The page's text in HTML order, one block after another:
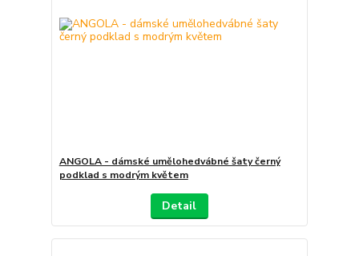
ANGOLA - dámské umělohedvábné šaty černý
podklad s modrým květem
Detail